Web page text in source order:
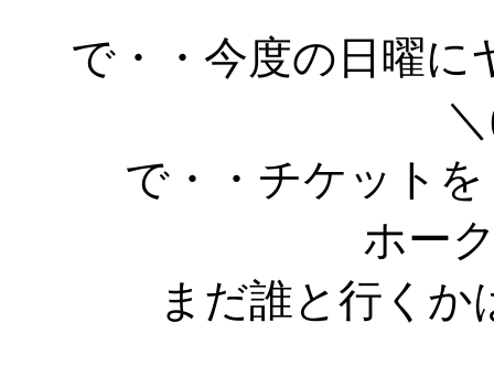
で・・今度の日曜に
で・・チケット
ホー
まだ誰と行く